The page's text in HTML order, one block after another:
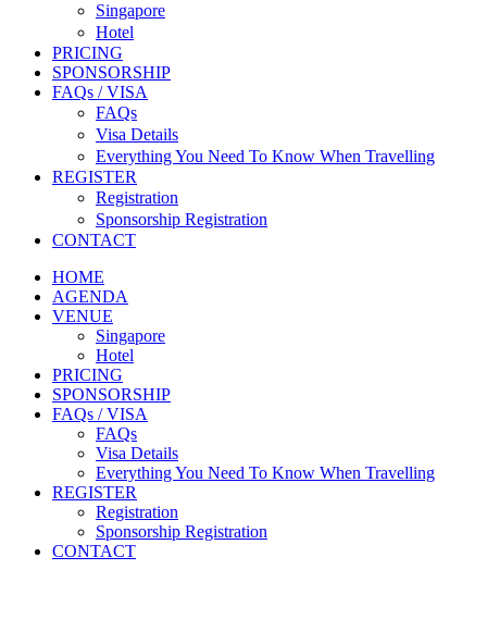
Singapore
Hotel
PRICING
SPONSORSHIP
FAQs / VISA
FAQs
Visa Details
Everything You Need To Know When Travelling
REGISTER
Registration
Sponsorship Registration
CONTACT
HOME
AGENDA
VENUE
Singapore
Hotel
PRICING
SPONSORSHIP
FAQs / VISA
FAQs
Visa Details
Everything You Need To Know When Travelling
REGISTER
Registration
Sponsorship Registration
CONTACT